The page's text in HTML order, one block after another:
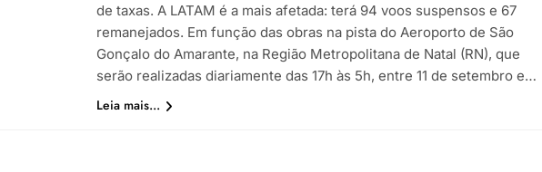
de taxas. A LATAM é a mais afetada: terá 94 voos suspensos e 67
remanejados. Em função das obras na pista do Aeroporto de São
Gonçalo do Amarante, na Região Metropolitana de Natal (RN), que
serão realizadas diariamente das 17h às 5h, entre 11 de setembro e…
Leia mais...